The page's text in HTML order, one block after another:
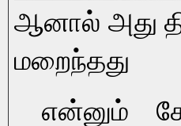
ஆனால் அது
மறைந்தது
என்னும்